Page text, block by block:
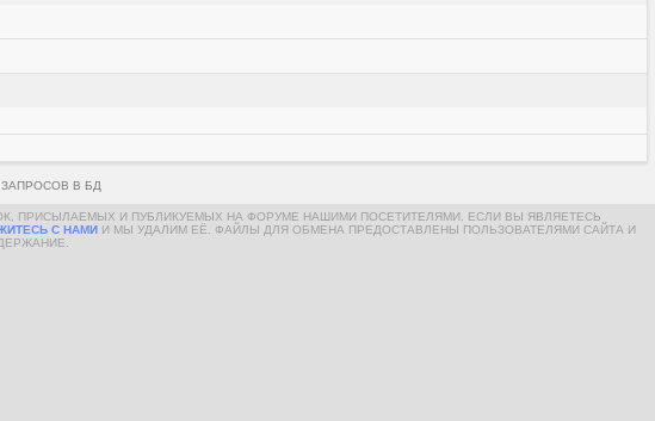
ЗАПРОСОВ В БД
ПРИСЫЛАЕМЫХ И ПУБЛИКУЕМЫХ НА ФОРУМЕ НАШИМИ ПОСЕТИТЕЛЯМИ. ЕСЛИ ВЫ ЯВЛЯЕТЕСЬ
С НАМИ И МЫ УДАЛИМ ЕЁ. ФАЙЛЫ ДЛЯ ОБМЕНА ПРЕДОСТАВЛЕНЫ ПОЛЬЗОВАТЕЛЯМИ САЙТА И